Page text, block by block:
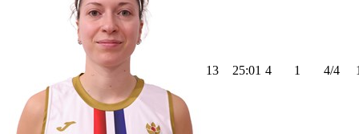
13 25:01 4 1 4/4